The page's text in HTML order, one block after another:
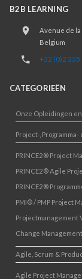
B2B LEARNING
Avenue de la
Belgium
+32 (0)2 335
CATEGORIEËN
Onze Opleidingen
Project-,
PRINCE2® Project
PRINCE2® Agile
PRINCE2®
PMI® / PMP Project
Projectmanagement
Change Management
Agile, Scrum &
Agile Project